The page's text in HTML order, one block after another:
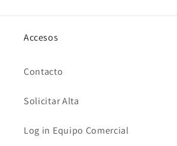
Accesos
Contacto
Solicitar Alta
Log in Equipo Comercial